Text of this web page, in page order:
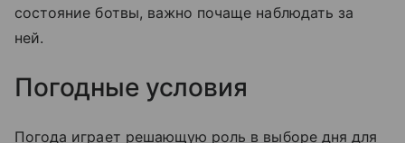
состояние ботвы, важно почаще наблюдать за
ней.
Погодные условия
Погода играет решающую роль в выборе дня для